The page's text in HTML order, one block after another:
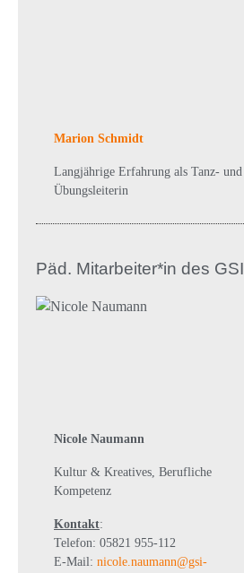
Marion Schmidt
Langjährige Erfahrung als Tanz- und
Übungsleiterin
Päd. Mitarbeiter*in des GSI
Nicole Naumann
Kultur & Kreatives, Berufliche
Kompetenz
Kontakt:
Telefon: 05821 955-112
E-Mail: nicole.naumann@gsi-